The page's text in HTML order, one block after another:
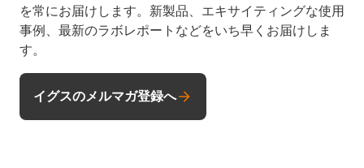
を常にお届けします。新製品、エキサイティングな使用
事例、最新のラボレポートなどをいち早くお届けしま
す。
イグスのメルマガ登録へ